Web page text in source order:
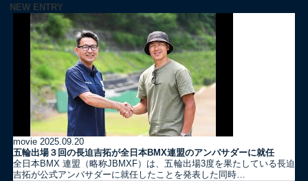
NEW ENTRY
movie 2025.09.20
五輪出場３回の長迫吉拓が全日本BMX連盟のアンバサダーに就任
全日本BMX 連盟（略称JBMXF）は、五輪出場3度を果たしている長迫
吉拓が公式アンバサダーに就任したことを発表した同時…